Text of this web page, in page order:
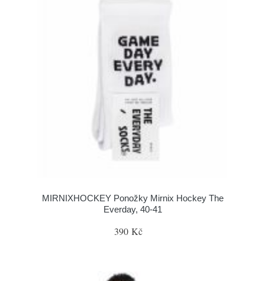
MIRNIXHOCKEY Ponožky Mirnix Hockey The
Everday, 40-41
390 Kč